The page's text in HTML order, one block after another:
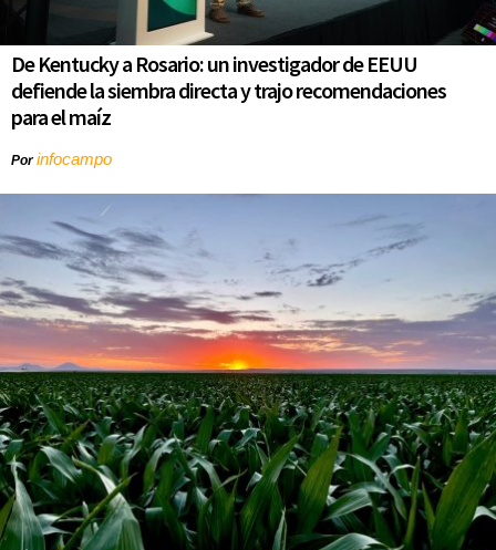
De Kentucky a Rosario: un investigador de EEUU
defiende la siembra directa y trajo recomendaciones
para el maíz
Porinfocampo